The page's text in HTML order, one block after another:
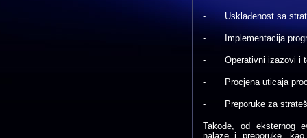
- Usklađenost sa
- Implementacija
- Operativni izazovi i
- Procjena uticaja
- Preporuke za
Takođe, od eksternog
nalaze i preporuke,